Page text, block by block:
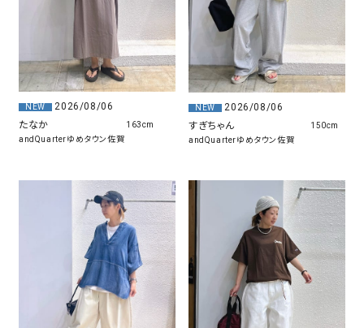
NEW
2026/08/06
たなか
andQuarterゆめタウン佐賀
163cm
NEW
2026/08/06
すぎちゃん
andQuarterゆめタウン佐賀
150cm